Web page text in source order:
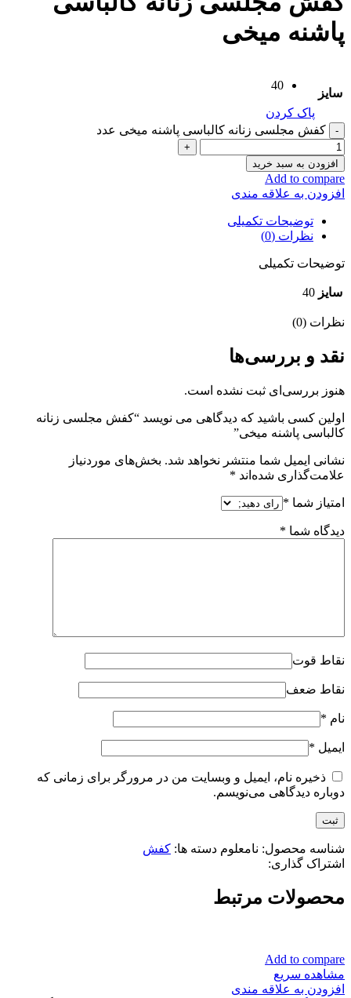
پاشنه میخی
سایز
40
پاک کردن
کفش مجلسی زنانه کالباسی پاشنه میخی عدد
افزودن به سبد خرید
Add to compare
افزودن به علاقه مندی
توضیحات تکمیلی
نظرات (0)
توضیحات تکمیلی
سایز 40
نظرات (0)
نقد و بررسی‌ها
هنوز بررسی‌ای ثبت نشده است.
اولین کسی باشید که دیدگاهی می نویسد “کفش مجلسی زنانه
کالباسی پاشنه میخی”
نشانی ایمیل شما منتشر نخواهد شد. بخش‌های موردنیاز
علامت‌گذاری شده‌اند *
امتیاز شما *
دیدگاه شما *
نقاط قوت
نقاط ضعف
نام *
ایمیل *
ذخیره نام، ایمیل و وبسایت من در مرورگر برای زمانی که
دوباره دیدگاهی می‌نویسم.
شناسه محصول: نامعلوم دسته ها: کفش
اشتراک گذاری:
محصولات مرتبط
Add to compare
مشاهده سریع
افزودن به علاقه مندی